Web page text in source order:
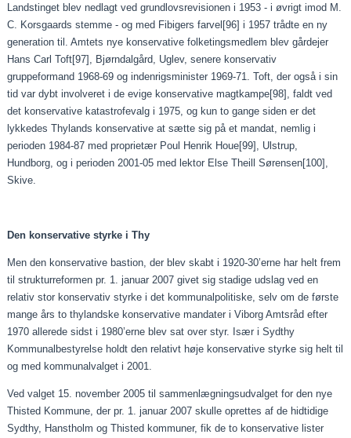
Landstinget blev nedlagt ved grundlovsrevisionen i 1953 - i øvrigt imod M.
C. Korsgaards stemme - og med Fibigers farvel[96] i 1957 trådte en ny
generation til. Amtets nye konservative folketingsmedlem blev gårdejer
Hans Carl Toft[97] , Bjørndalgård, Uglev, senere konservativ
gruppeformand 1968-69 og indenrigsminister 1969-71. Toft, der også i sin
tid var dybt involveret i de evige konservative magtkampe[98] , faldt ved
det konservative katastrofevalg i 1975, og kun to gange siden er det
lykkedes Thylands konservative at sætte sig på et mandat, nemlig i
perioden 1984-87 med proprietær Poul Henrik Houe[99] , Ulstrup,
Hundborg, og i perioden 2001-05 med lektor Else Theill Sørensen[100]
Skive.
Den konservative styrke i Thy
Men den konservative bastion, der blev skabt i 1920-30’erne har helt frem
til strukturreformen pr. 1. januar 2007 givet sig stadige udslag ved en
relativ stor konservativ styrke i det kommunalpolitiske, selv om de første
mange års to thylandske konservative mandater i Viborg Amtsråd efter
1970 allerede sidst i 1980’erne blev sat over styr. Især i Sydthy
Kommunalbestyrelse holdt den relativt høje konservative styrke sig helt til
og med kommunalvalget i 2001.
Ved valget 15. november 2005 til sammenlægningsudvalget for den nye
Thisted Kommune, der pr. 1. januar 2007 skulle oprettes af de hidtidige
Sydthy, Hanstholm og Thisted kommuner, fik de to konservative lister